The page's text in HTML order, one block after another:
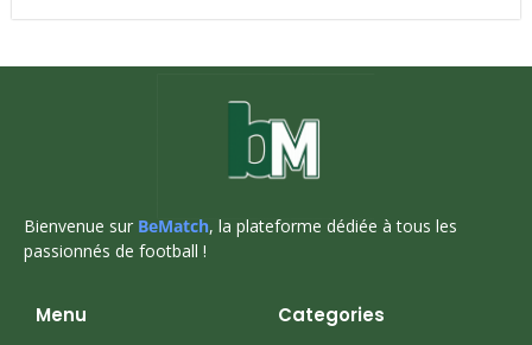
Bienvenue sur BeMatch, la plateforme dédiée à tous les
passionnés de football !
Menu Categories